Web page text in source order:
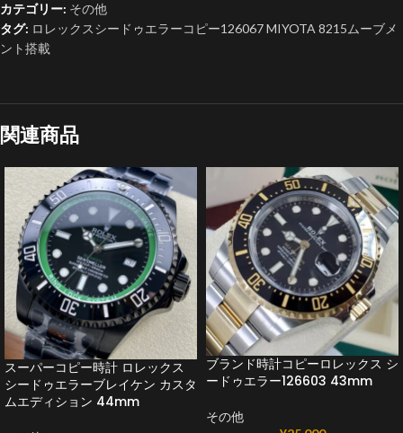
カテゴリー: その他
タグ: ロレックスシードゥエラーコピー126067 MIYOTA 8215ムーブメ
ント搭載
関連商品
スーパーコピー時計 ロレックス
シードゥエラーブレイケン カスタ
ムエディション 44mm
ブランド時計コピーロレックス シ
ードゥエラー126603 43mm
その他